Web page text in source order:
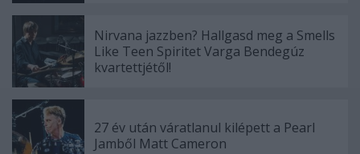
Nirvana jazzben? Hallgasd meg a Smells
Like Teen Spiritet Varga Bendegúz
kvartettjétől!
27 év után váratlanul kilépett a Pearl
Jamből Matt Cameron